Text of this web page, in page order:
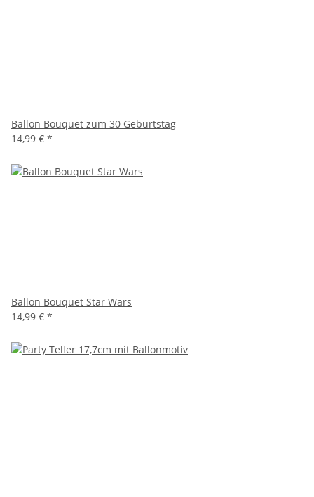
Ballon Bouquet zum 30 Geburtstag
14,99 € *
Ballon Bouquet Star Wars
14,99 € *